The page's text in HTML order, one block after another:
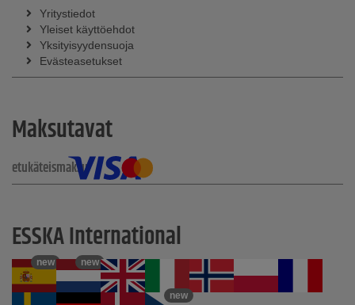
Yritystiedot
Yleiset käyttöehdot
Yksityisyydensuoja
Evästeasetukset
Maksutavat
etukäteismaksu
ESSKA International
new new
new